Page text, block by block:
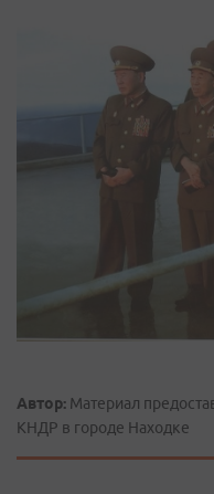
Автор: Материал
КНДР в городе Находке